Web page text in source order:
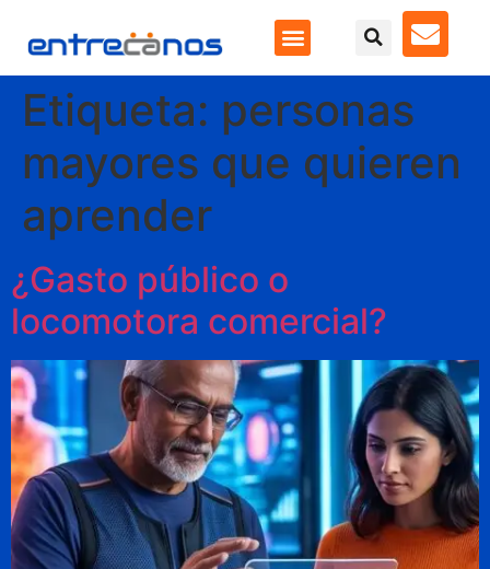
Etiqueta: personas
mayores que quieren
aprender
¿Gasto público o
locomotora comercial?